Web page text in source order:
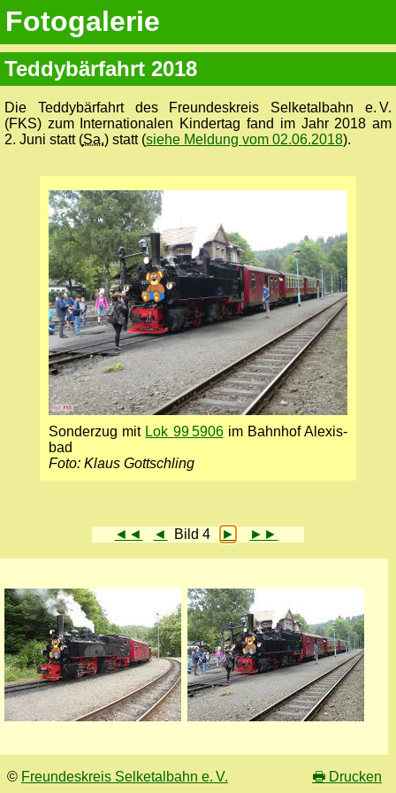
Fotogalerie
Teddybärfahrt 2018
Die Teddybärfahrt des Freundes­kreis Selketal­bahn e. V.
(FKS) zum Internationalen Kindertag fand im Jahr 2018 am
2. Juni statt (Sa.) statt (siehe Meldung vom 02.06.2018).
Sonder­zug mit Lok 99 5906im Bahnhof Alexis­
bad
Foto: Klaus Gottschling
◄◄ ◄ Bild 4 ► ►►
© Freundeskreis Selketalbahn e. V. 🖶 Drucken